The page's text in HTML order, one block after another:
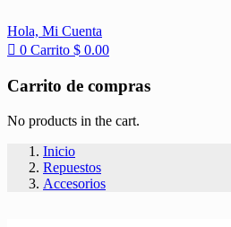
Hola, Mi Cuenta
0 Carrito $ 0.00
Carrito de compras
No products in the cart.
Inicio
Repuestos
Accesorios